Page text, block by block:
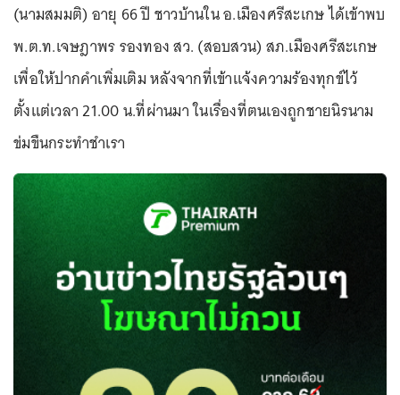
(นามสมมติ) อายุ 66 ปี ชาวบ้านใน อ.เมืองศรีสะเกษ ได้เข้าพบ
พ.ต.ท.เจษฎาพร รองทอง สว. (สอบสวน) สภ.เมืองศรีสะเกษ
เพื่อให้ปากคำเพิ่มเติม หลังจากที่เข้าแจ้งความร้องทุกข์ไว้
ตั้งแต่เวลา 21.00 น.ที่ผ่านมา ในเรื่องที่ตนเองถูกชายนิรนาม
ข่มขืนกระทำชำเรา